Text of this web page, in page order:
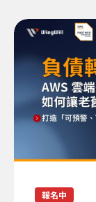
報名中